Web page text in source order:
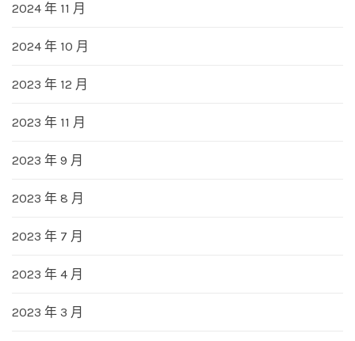
2024 年 11 月
2024 年 10 月
2023 年 12 月
2023 年 11 月
2023 年 9 月
2023 年 8 月
2023 年 7 月
2023 年 4 月
2023 年 3 月